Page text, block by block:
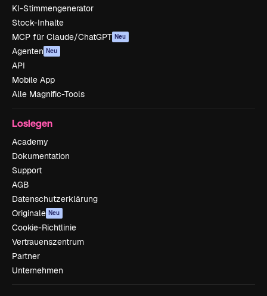
KI-Stimmengenerator
Stock-Inhalte
MCP für Claude/ChatGPT Neu
Agenten Neu
API
Mobile App
Alle Magnific-Tools
Loslegen
Academy
Dokumentation
Support
AGB
Datenschutzerklärung
Originale Neu
Cookie-Richtlinie
Vertrauenszentrum
Partner
Unternehmen